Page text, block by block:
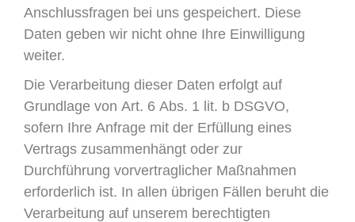
Anschlussfragen bei uns gespeichert. Diese
Daten geben wir nicht ohne Ihre Einwilligung
weiter.
Die Verarbeitung dieser Daten erfolgt auf
Grundlage von Art. 6 Abs. 1 lit. b DSGVO,
sofern Ihre Anfrage mit der Erfüllung eines
Vertrags zusammenhängt oder zur
Durchführung vorvertraglicher Maßnahmen
erforderlich ist. In allen übrigen Fällen beruht die
Verarbeitung auf unserem berechtigten